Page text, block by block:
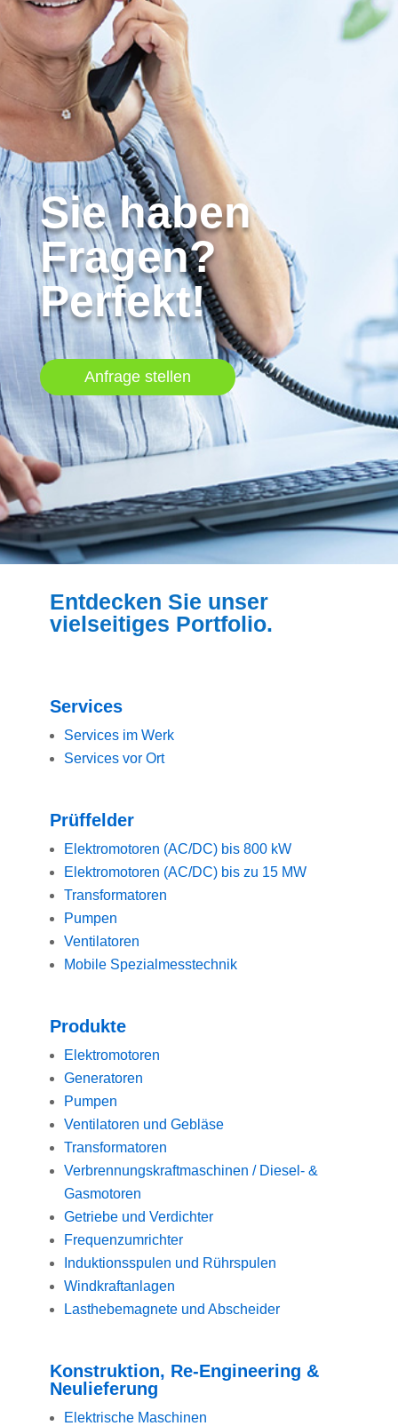
Sie haben
Fragen?
Perfekt!
Anfrage stellen
Entdecken Sie unser
vielseitiges Portfolio.
Services
Services im Werk
Services vor Ort
Prüffelder
Elektromotoren (AC/DC) bis 800 kW
Elektromotoren (AC/DC) bis zu 15 MW
Transformatoren
Pumpen
Ventilatoren
Mobile Spezialmesstechnik
Produkte
Elektromotoren
Generatoren
Pumpen
Ventilatoren und Gebläse
Transformatoren
Verbrennungskraftmaschinen / Diesel- &
Gasmotoren
Getriebe und Verdichter
Frequenzumrichter
Induktionsspulen und Rührspulen
Windkraftanlagen
Lasthebemagnete und Abscheider
Konstruktion, Re-Engineering &
Neulieferung
Elektrische Maschinen